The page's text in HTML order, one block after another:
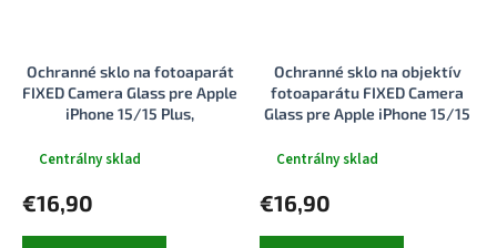
Ochranné sklo na fotoaparát
FIXED Camera Glass pre Apple
iPhone 15/15 Plus,
Centrálny sklad
€16,90
Ochranné sklo na objektív
fotoaparátu FIXED Camera
Glass pre Apple iPhone 15/15
Centrálny sklad
€16,90